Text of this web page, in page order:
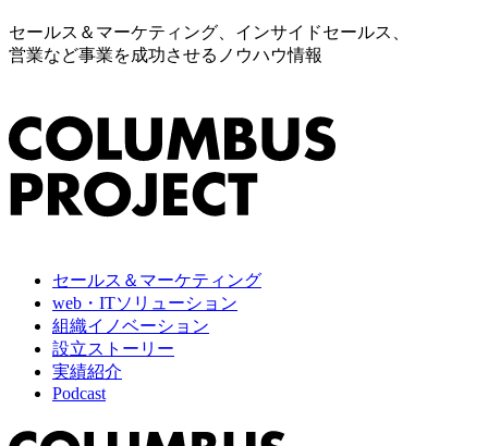
セールス＆マーケティング、インサイドセールス、
営業など事業を成功させるノウハウ情報
セールス＆マーケティング
web・ITソリューション
組織イノベーション
設立ストーリー
実績紹介
Podcast